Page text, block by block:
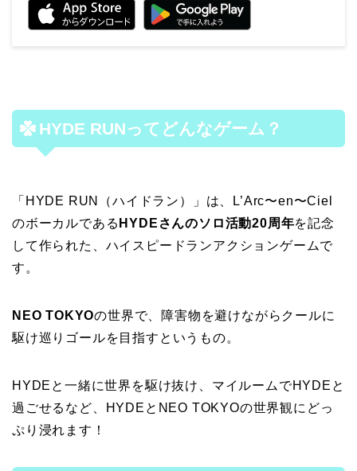
HYDE RUNってどんなゲーム？
「HYDE RUN（ハイドラン）」は、L’Arc〜en〜Ciel
のボーカルである HYDEさんのソロ活動20周年を記念
して作られた、ハイスピードランアクションゲームで
す。
NEO TOKYOの世界で、障害物を避けながらクールに
駆け巡りゴールを目指すというもの。
HYDEと一緒に世界を駆け抜け、マイルームでHYDEと
過ごせるなど、HYDEとNEO TOKYOの世界観にどっ
ぷり浸れます！